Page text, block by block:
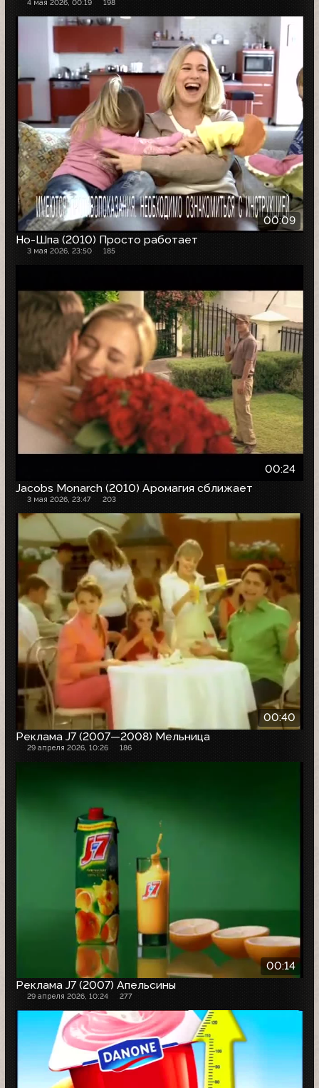
4 мая 2026, 00:19 198
00:09
Но-Шпа (2010) Просто работает
3 мая 2026, 23:50 185
00:24
Jacobs Monarch (2010) Аромагия сближает
3 мая 2026, 23:47 203
00:40
Реклама J7 (2007—2008) Мельница
29 апреля 2026, 10:26 186
00:14
Реклама J7 (2007) Апельсины
29 апреля 2026, 10:24 277